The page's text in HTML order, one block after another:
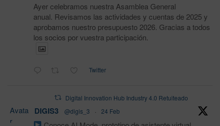
Ayer celebramos nuestra Asamblea General
anual. Revisamos las actividades y cuentas de 2025 y
aprobamos nuestro presupuesto 2026. Gracias a todos
los socios por vuestra participación.
Twitter
Digital Innovation Hub Industry 4.0 Retuiteado
Avata
r
DIGIS3 @digis_3 · 24 Feb